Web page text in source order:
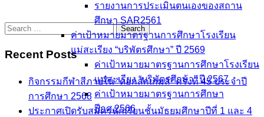
รายงานการประเมินตนเองของสถาน
ศึกษา SAR2561
ค่าเป้าหมายมาตรฐานการศึกษาโรงเรียน
แม่สะเรียง “บริพัตรศึกษา” ปี 2569
ค่าเป้าหมายมาตรฐานการศึกษาโรงเรียน
แม่สะเรียง “บริพัตรศึกษา” ปี 2567
ค่าเป้าหมายมาตรฐานการศึกษา
ปีกศ.2566
Search
Recent Posts
กิจกรรมกีฬาสีภายใน “ดอกสักเกมส์” ครั้งที่ 45 ประจำปี
การศึกษา 2568
ประกาศเปิดรับสมัครนักเรียนชั้นมัธยมศึกษาปีที่ 1 และ 4